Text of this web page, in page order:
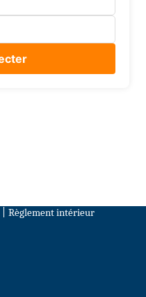
Règlement intérieur